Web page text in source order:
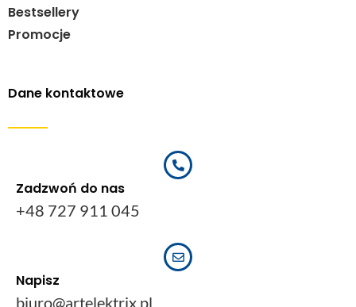
Bestsellery
Promocje
Dane kontaktowe
Zadzwoń do nas
+48 727 911 045
Napisz
biuro@artelektrix.pl